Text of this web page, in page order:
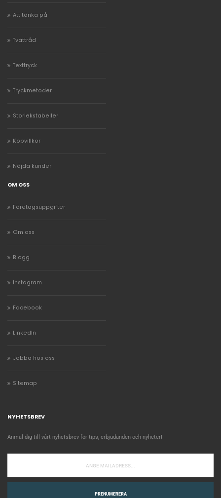
Att tänka på
Tvättråd
Texttryck
Tryckmetoder
Storlekstabeller
Köpvillkor
Nöjda kunder
OM OSS
Företagsuppgifter
Om oss
Blogg
Instagram
Facebook
LinkedIn
Jobba hos oss
Sitemap
NYHETSBREV
Anmäl dig till vårt nyhetsbrev för tips, erbjudanden och nyheter!
PRENUMERERA